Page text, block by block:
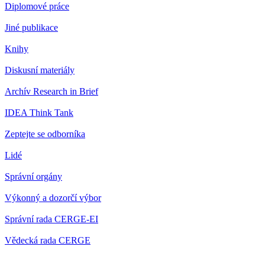
Diplomové práce
Jiné publikace
Knihy
Diskusní materiály
Archív Research in Brief
IDEA Think Tank
Zeptejte se odborníka
Lidé
Správní orgány
Výkonný a dozorčí výbor
Správní rada CERGE-EI
Vědecká rada CERGE